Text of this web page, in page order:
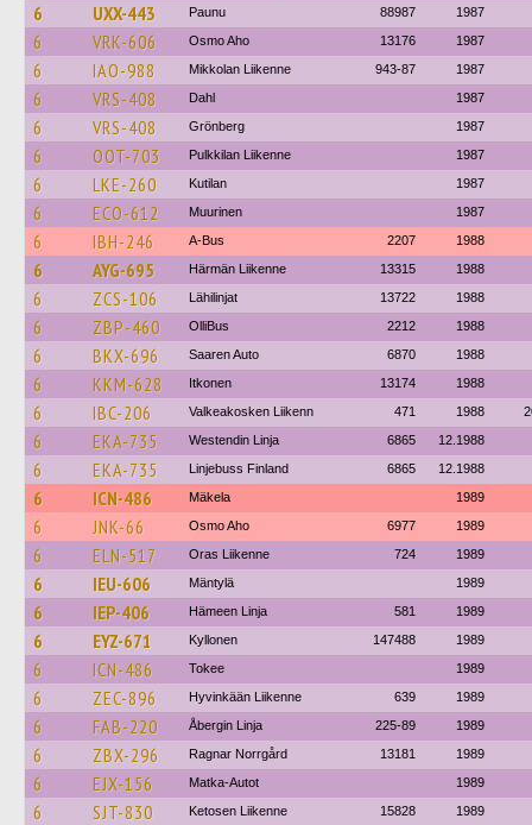
6 UXX-443 Paunu 88987 1987
6 VRK-606 Osmo Aho 13176 1987
6 IAO-988 Mikkolan Liikenne 943-87 1987
6 VRS-408 Dahl 1987
6 VRS-408 Grönberg 1987
6 OOT-703 Pulkkilan Liikenne 1987
6 LKE-260 Kutilan 1987
6 ECO-612 Muurinen 1987
6 IBH-246 A-Bus 2207 1988
6 AYG-695 Härmän Liikenne 13315 1988
6 ZCS-106 Lähilinjat 13722 1988
6 ZBP-460 OlliBus 2212 1988
6 BKX-696 Saaren Auto 6870 1988
6 KKM-628 Itkonen 13174 1988
6 IBC-206 Valkeakosken Liikenn 471 1988
6 EKA-735 Westendin Linja 6865 12.1988
6 EKA-735 Linjebuss Finland 6865 12.1988
6 ICN-486 Mäkela 1989
6 JNK-66 Osmo Aho 6977 1989
6 ELN-517 Oras Liikenne 724 1989
6 IEU-606 Mäntylä 1989
6 IEP-406 Hämeen Linja 581 1989
6 EYZ-671 Kyllonen 147488 1989
6 ICN-486 Tokee 1989
6 ZEC-896 Hyvinkään Liikenne 639 1989
6 FAB-220 Åbergin Linja 225-89 1989
6 ZBX-296 Ragnar Norrgård 13181 1989
6 EJX-156 Matka-Autot 1989
6 SJT-830 Ketosen Liikenne 15828 1989